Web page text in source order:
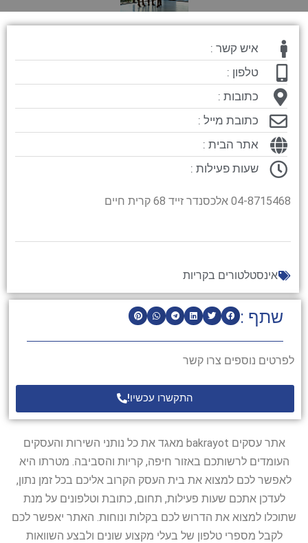
שתף :
לפרטים נוספים צרו קשר
התקשרו עכשיו!
איש קשר :
טלפון :
כתובות :
כתובת מייל :
אתר הבית :
שעות פעילות :
04-8715468 אלכסנדר זייד 68 קרית חיים
אינסטלטורים בקריות
אתר עסקים bakrayot מאגד את כל נותני השירות והעסקים
העומדים לרשותכם באזור חיפה, קריות והסביבה. מטרתו היא
לאפשר לכם למצוא את בית העסק הקרוב אליכם בכל זמן נתון,
לעדכן אתכם שעות פעילות, תחום, כתובת וטלפונים על מנת
שתוכלו למצוא את הדרוש לכם בקלות ונוחות. האתר יאפשר לכם
לקבל מספרי טלפון של בעלי מקצוע שונים ולבצע השוואות